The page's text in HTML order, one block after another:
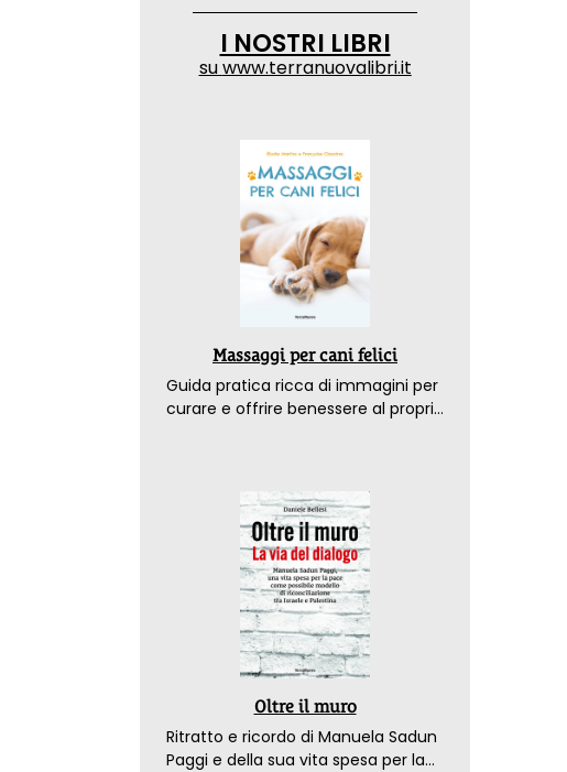
I NOSTRI LIBRI
suwww.terranuovalibri.it
Massaggi per cani felici
Guida pratica ricca di immagini per
curare e offrire benessere al proprio
Oltre il muro
Ritratto e ricordo di Manuela Sadun
Paggi e della sua vita spesa per la